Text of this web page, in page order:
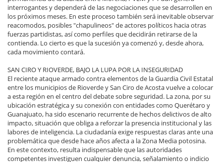
interrogantes y dependerá de las negociaciones que se desarrollen en
los próximos meses. En este proceso también será inevitable observar
reacomodos, posibles "chapulineos" de actores políticos hacia otras
fuerzas partidistas, así como perfiles que decidirán retirarse de la
contienda. Lo cierto es que la sucesión ya comenzó y, desde ahora,
cada movimiento contará.
SAN CIRO Y RIOVERDE, BAJO LA LUPA POR LA INSEGURIDAD
El reciente ataque armado contra elementos de la Guardia Civil Estatal
entre los municipios de Rioverde y San Ciro de Acosta vuelve a colocar
a esta región en el centro del debate sobre seguridad. La zona, por su
ubicación estratégica y su conexión con entidades como Querétaro y
Guanajuato, ha sido escenario recurrente de hechos delictivos de alto
impacto, situación que obliga a reforzar la presencia institucional y las
labores de inteligencia. La ciudadanía exige respuestas claras ante una
problemática que desde hace años afecta a la Zona Media potosina.
En este contexto, resulta indispensable que las autoridades
competentes investiguen cualquier denuncia, señalamiento o indicio